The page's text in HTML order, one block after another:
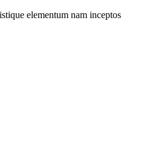
elementum nam inceptos